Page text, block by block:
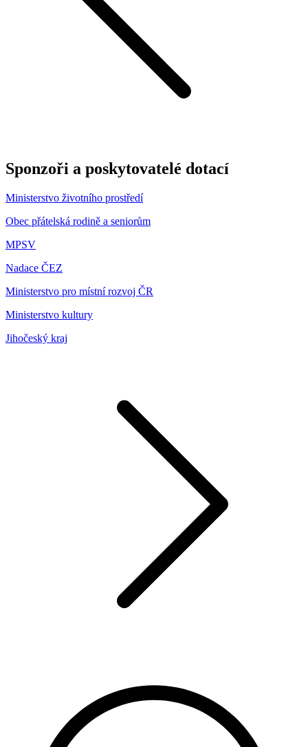
Sponzoři a poskytovatelé dotací
Ministerstvo životního prostředí
Obec přátelská rodině a seniorům
MPSV
Nadace ČEZ
Ministerstvo pro místní rozvoj ČR
Ministerstvo kultury
Jihočeský kraj